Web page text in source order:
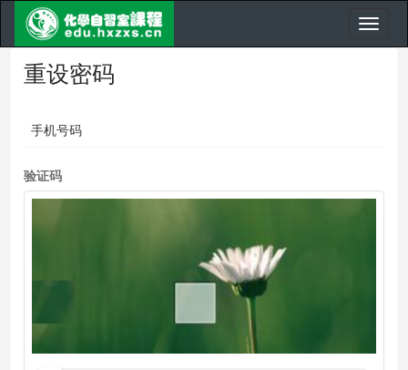
重设密码
手机号码
验证码